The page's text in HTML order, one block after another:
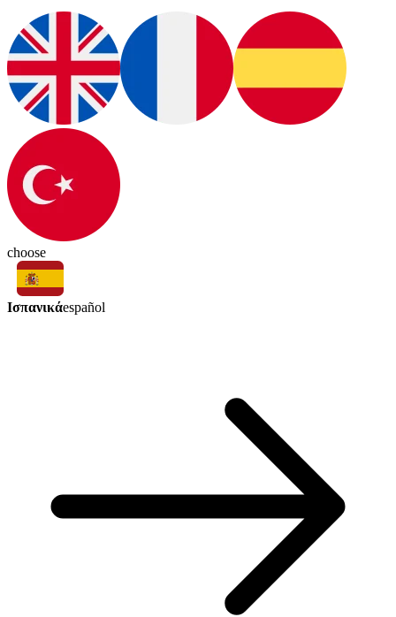
choose
Ισπανικάespañol